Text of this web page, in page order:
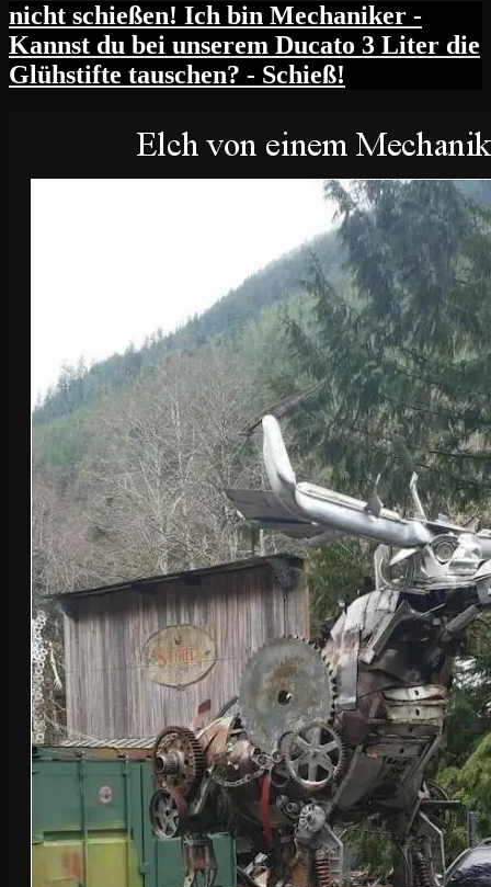
nicht schießen! Ich bin Mechaniker -
Kannst du bei unserem Ducato 3 Liter die
Glühstifte tauschen? - Schieß!